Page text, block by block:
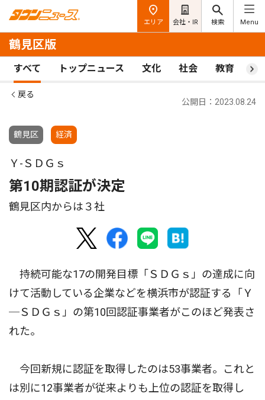
エリア 会社・IR 検索 Menu
鶴見区版
すべて トップニュース 文化 社会 教育 ス
戻る
鶴見区 経済
公開日：2023.08.24
Ｙ-ＳＤＧｓ
第10期認証が決定
鶴見区内からは３社
持続可能な17の開発目標「ＳＤＧｓ」の達成に向
けて活動している企業などを横浜市が認証する「Ｙ
─ＳＤＧｓ」の第10回認証事業者がこのほど発表さ
れた。
今回新規に認証を取得したのは53事業者。これと
は別に12事業者が従来よりも上位の認証を取得し